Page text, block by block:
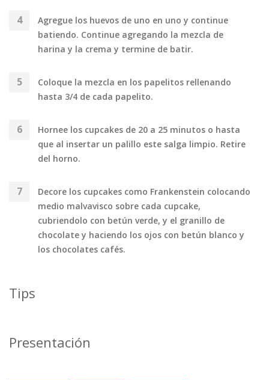
Agregue los huevos de uno en uno y continue
batiendo. Continue agregando la mezcla de
harina y la crema y termine de batir.
Coloque la mezcla en los papelitos rellenando
hasta 3/4 de cada papelito.
Hornee los cupcakes de 20 a 25 minutos o hasta
que al insertar un palillo este salga limpio. Retire
del horno.
Decore los cupcakes como Frankenstein colocando
medio malvavisco sobre cada cupcake,
cubriendolo con betún verde, y el granillo de
chocolate y haciendo los ojos con betún blanco y
los chocolates cafés.
Tips
Presentación